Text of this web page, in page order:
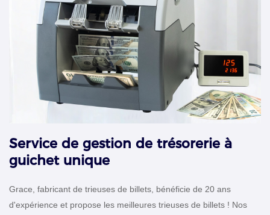
Service de gestion de trésorerie à
guichet unique
Grace, fabricant de trieuses de billets, bénéficie de 20 ans
d'expérience et propose les meilleures trieuses de billets ! Nos